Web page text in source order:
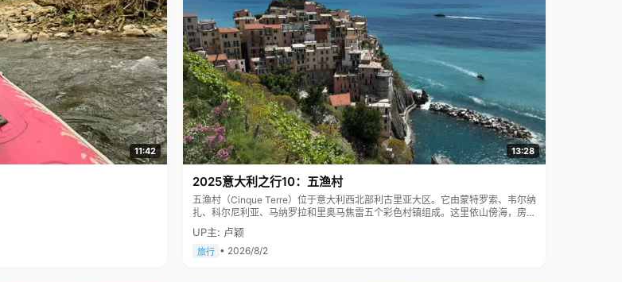
11:42 13:28
2025意大利之行10：五渔村
五渔村（Cinque Terre）位于意大利西北部利古里亚大区。它由蒙特罗索、韦尔纳
扎、科尔尼利亚、马纳罗拉和里奥马焦雷五个彩色村镇组成。这里依山傍海，房屋
色彩斑斓，1997年被列为世界文化遗产。
UP主: 卢颖
旅行 • 2026/8/2